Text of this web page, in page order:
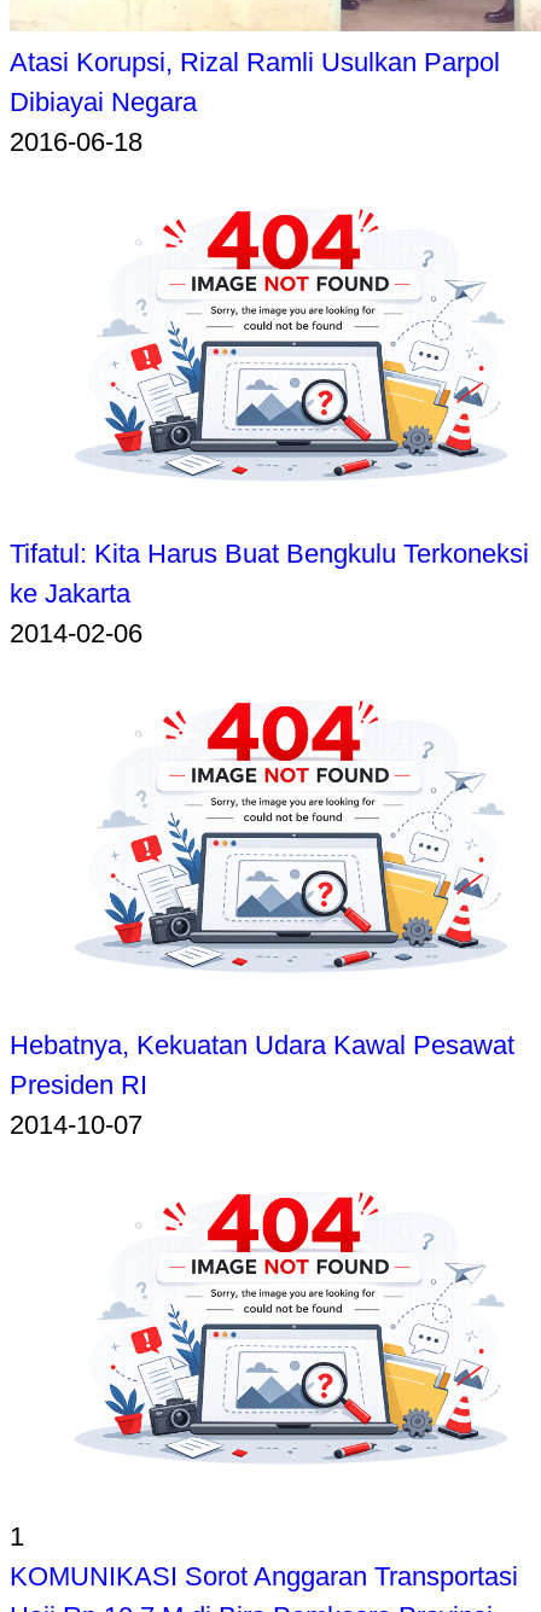
Atasi Korupsi, Rizal Ramli Usulkan Parpol
Dibiayai Negara
2016-06-18
Tifatul: Kita Harus Buat Bengkulu Terkoneksi
ke Jakarta
2014-02-06
Hebatnya, Kekuatan Udara Kawal Pesawat
Presiden RI
2014-10-07
1
KOMUNIKASI Sorot Anggaran Transportasi